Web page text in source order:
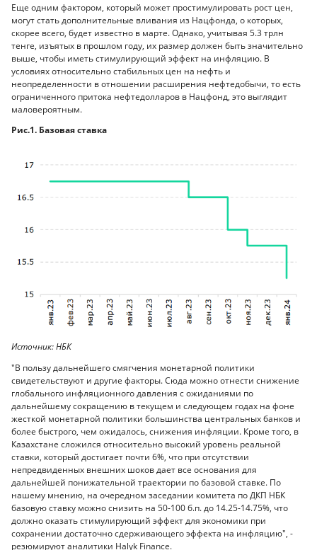
Еще одним фактором, который может простимулировать рост цен,
могут стать дополнительные вливания из Нацфонда, о которых,
скорее всего, будет известно в марте. Однако, учитывая 5.3 трлн
тенге, изъятых в прошлом году, их размер должен быть значительно
выше, чтобы иметь стимулирующий эффект на инфляцию. В
условиях относительно стабильных цен на нефть и
неопределенности в отношении расширения нефтедобычи, то есть
ограниченного притока нефтедолларов в Нацфонд, это выглядит
маловероятным.
Рис.1. Базовая ставка
Источник: НБК
"В пользу дальнейшего смягчения монетарной политики
свидетельствуют и другие факторы. Сюда можно отнести снижение
глобального инфляционного давления с ожиданиями по
дальнейшему сокращению в текущем и следующем годах на фоне
жесткой монетарной политики большинства центральных банков и
более быстрого, чем ожидалось, снижения инфляции. Кроме того, в
Казахстане сложился относительно высокий уровень реальной
ставки, который достигает почти 6%, что при отсутствии
непредвиденных внешних шоков дает все основания для
дальнейшей понижательной траектории по базовой ставке. По
нашему мнению, на очередном заседании комитета по ДКП НБК
базовую ставку можно снизить на 50-100 б.п. до 14.25-14.75%, что
должно оказать стимулирующий эффект для экономики при
сохранении достаточно сдерживающего эффекта на инфляцию", -
резюмируют аналитики Halyk Finance.